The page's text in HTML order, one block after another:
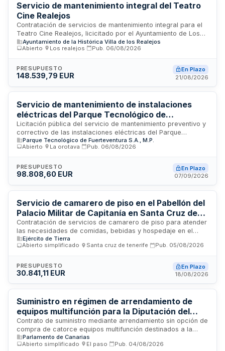
Servicio de mantenimiento integral del Teatro
Cine Realejos
Contratación de servicios de mantenimiento integral para el
Teatro Cine Realejos, licicitado por el Ayuntamiento de Los
Realejos. El contrato abarca prestaciones propias de
servicios administrativos sujetos a la Ley de Contratos del
de contratación, que ostenta facultades de inspección,
interpretación del contrato y resolución de incidencias. La
salvaguarden la libre competencia y se publicará en el Perfil
del Contratante.
Ayuntamiento de la Histórica Villa de los Realejos
Abierto
Los realejos Pub. 06/08/2026
PRESUPUESTO
148.539,79 EUR
En Plazo
21/08/2026
Servicio de mantenimiento de instalaciones
eléctricas del Parque Tecnológico de
Fuerteventura
Licitación pública del servicio de mantenimiento preventivo y
correctivo de las instalaciones eléctricas del Parque
Tecnológico de Fuerteventura, incluyendo la urbanización del
sistema general, estación depuradora, estación de bombeo
contrato se tramita mediante procedimiento abierto ordinario
tras quedar desiertas tres convocatorias previas. Incluye una
requiere que el contratista disponga de solvencia técnica
acreditada mediante trabajos similares realizados en los
últimos tres años.
Parque Tecnológico de Fuerteventura S.A., M.P.
Abierto
La orotava Pub. 06/08/2026
PRESUPUESTO
98.808,60 EUR
En Plazo
07/09/2026
Servicio de camarero de piso en el Pabellón del
Palacio Militar de Capitanía en Santa Cruz de
Tenerife
Contratación de servicios de camarero de piso para atender
las necesidades de comidas, bebidas y hospedaje en el
Pabellón del Palacio de Capitanía situado en Santa Cruz de
Tenerife. La empresa adjudicataria será responsable de
servicio, incluyendo montaje de mesas, servicio de comidas
y banquetes, atención al personal, servicio de alimentos y
respetando en todo momento las normas de seguridad e
higiene en manipulación alimentaria y protocolos
establecidos.
Ejército de Tierra
Abierto simplificado
Santa cruz de tenerife Pub. 05/08/2026
PRESUPUESTO
30.841,11 EUR
En Plazo
18/08/2026
Suministro en régimen de arrendamiento de
equipos multifunción para la Diputación del
Común de Canarias
Contrato de suministro mediante arrendamiento sin opción de
compra de catorce equipos multifunción destinados a la
sede y oficinas administrativas de la Diputación del Común. El
servicio incluye el mantenimiento integral, reparaciones,
Parlamento de Canarias
Abierto simplificado
El paso Pub. 04/08/2026